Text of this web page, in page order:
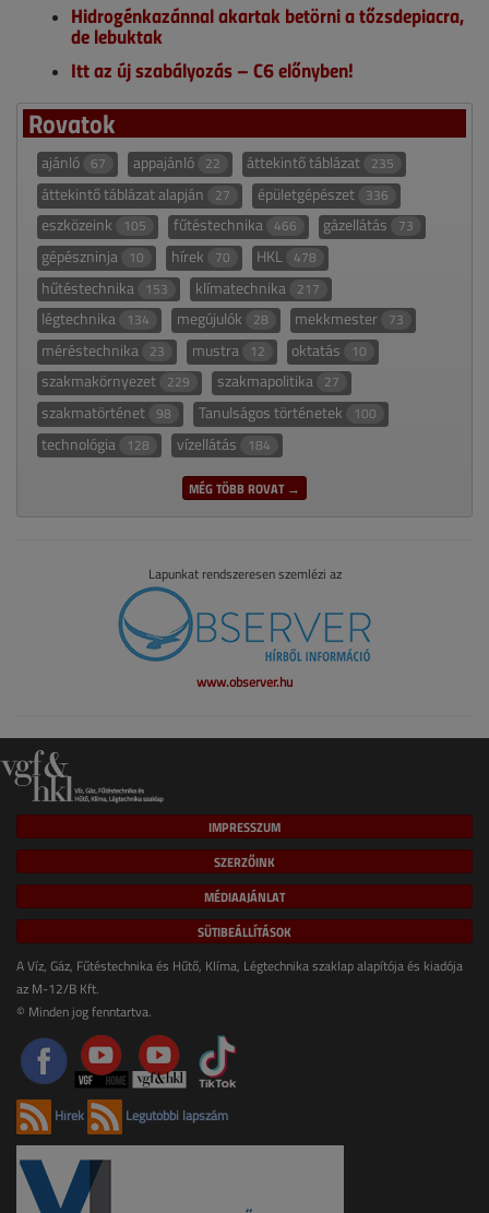
Hidrogénkazánnal akartak betörni a tőzsdepiacra,
de lebuktak
Itt az új szabályozás – C6 előnyben!
Rovatok
ajánló 67 appajánló 22 áttekintő táblázat 235
áttekintő táblázat alapján 27 épületgépészet 336
eszközeink 105 fűtéstechnika 466 gázellátás 73
gépészninja 10 hírek 70 HKL 478
hűtéstechnika 153 klímatechnika 217
légtechnika 134 megújulók 28 mekkmester 73
méréstechnika 23 mustra 12 oktatás 10
szakmakörnyezet 229 szakmapolitika 27
szakmatörténet 98 Tanulságos történetek 100
technológia 128 vízellátás 184
MÉG TÖBB ROVAT →
Lapunkat rendszeresen szemlézi az
www.observer.hu
IMPRESSZUM
SZERZŐINK
MÉDIAAJÁNLAT
SÜTIBEÁLLÍTÁSOK
A Víz, Gáz, Fűtéstechnika és Hűtő, Klíma, Légtechnika szaklap alapítója és kiadója
az M-12/B Kft.
© Minden jog fenntartva.
Hírek Legutóbbi lapszám